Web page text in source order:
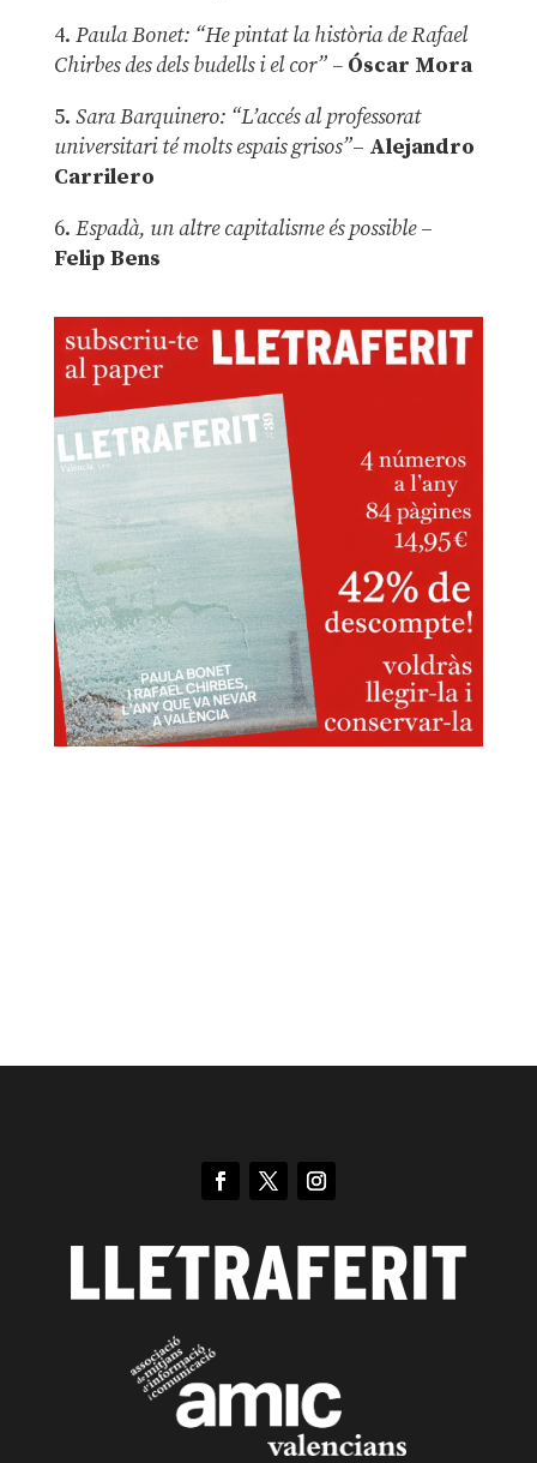
4. Paula Bonet: “He pintat la història de Rafael
Chirbes des dels budells i el cor” –Óscar Mora
5. Sara Barquinero: “L’accés al professorat
universitari té molts espais grisos”– Alejandro
Carrilero
6. Espadà, un altre capitalisme és possible –
Felip Bens